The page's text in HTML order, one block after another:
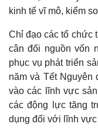
kinh tế vĩ mô, kiểm
Chỉ đạo các tổ chức
cân đối nguồn vốn
phục vụ phát triển
năm và Tết Nguyên
vào các lĩnh vực
các động lực tăng
dụng đối với lĩnh vực